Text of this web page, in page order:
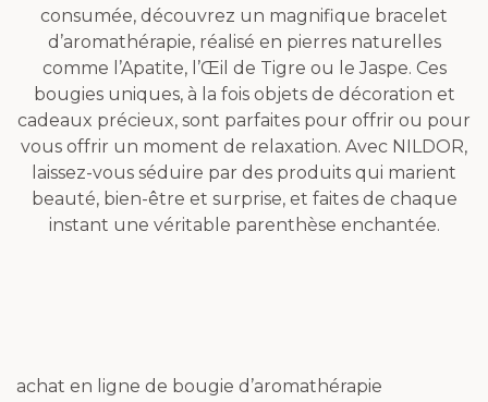
consumée, découvrez un magnifique bracelet
d’aromathérapie, réalisé en pierres naturelles
comme l’Apatite, l’Œil de Tigre ou le Jaspe. Ces
bougies uniques, à la fois objets de décoration et
cadeaux précieux, sont parfaites pour offrir ou pour
vous offrir un moment de relaxation. Avec NILDOR,
laissez-vous séduire par des produits qui marient
beauté, bien-être et surprise, et faites de chaque
instant une véritable parenthèse enchantée.
achat en ligne de bougie d’aromathérapie